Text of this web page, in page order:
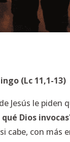
(Lc 11,1-13)
Jesús le
qué Dios
cabe, con